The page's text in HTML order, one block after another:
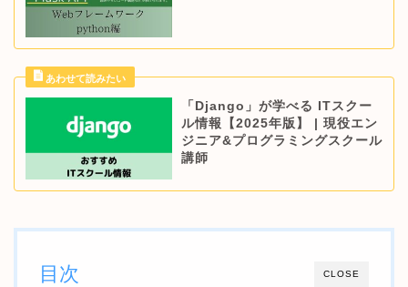
「Django」が学べる ITスクー
ル情報【2025年版】 | 現役エン
ジニア&プログラミングスクール
講師
CLOSE
目次